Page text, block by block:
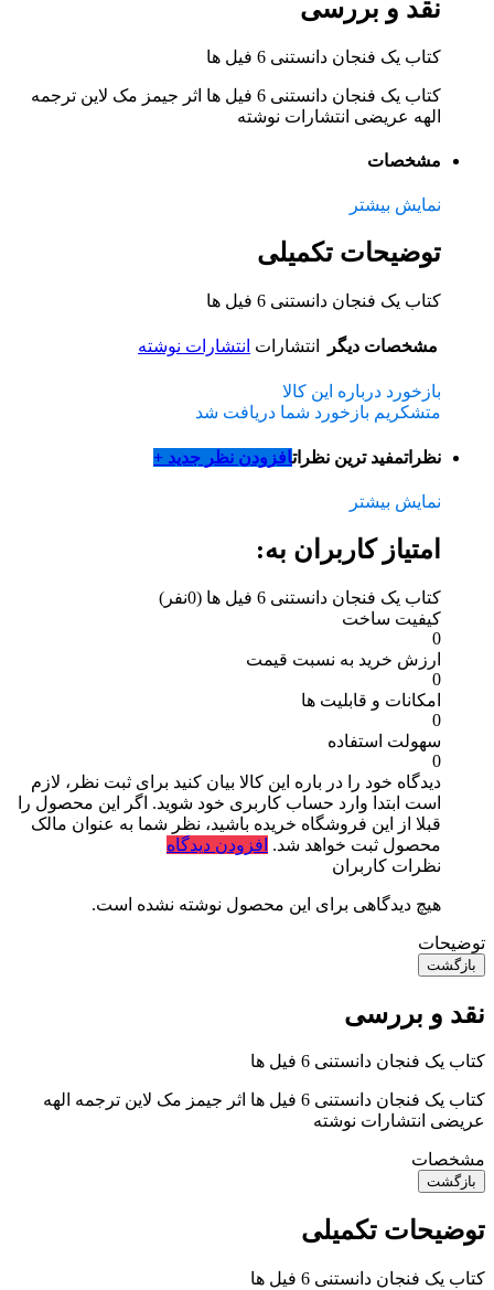
نقد و بررسی
کتاب یک فنجان دانستنی 6 فیل‌ ها
کتاب یک فنجان دانستنی 6 فیل‌ ها اثر جیمز مک لاین ترجمه
الهه عریضی انتشارات نوشته
مشخصات
نمایش بیشتر
توضیحات تکمیلی
کتاب یک فنجان دانستنی 6 فیل‌ ها
مشخصات دیگر انتشارات انتشارات نوشته
بازخورد درباره این کالا
متشکریم بازخورد شما دریافت شد
نظراتمفید ترین نظراتافزودن نظر جدید +
نمایش بیشتر
امتیاز کاربران به:
کتاب یک فنجان دانستنی 6 فیل‌ ها
(0نفر)
کیفیت ساخت
0
ارزش خرید به نسبت قیمت
0
امکانات و قابلیت ها
0
سهولت استفاده
0
دیدگاه خود را در باره این کالا بیان کنید برای ثبت نظر، لازم
است ابتدا وارد حساب کاربری خود شوید. اگر این محصول را
قبلا از این فروشگاه خریده باشید، نظر شما به عنوان مالک
محصول ثبت خواهد شد. افزودن دیدگاه
نظرات کاربران
هیچ دیدگاهی برای این محصول نوشته نشده است.
توضیحات
بازگشت
نقد و بررسی
کتاب یک فنجان دانستنی 6 فیل‌ ها
کتاب یک فنجان دانستنی 6 فیل‌ ها اثر جیمز مک لاین ترجمه الهه
عریضی انتشارات نوشته
مشخصات
بازگشت
توضیحات تکمیلی
کتاب یک فنجان دانستنی 6 فیل‌ ها